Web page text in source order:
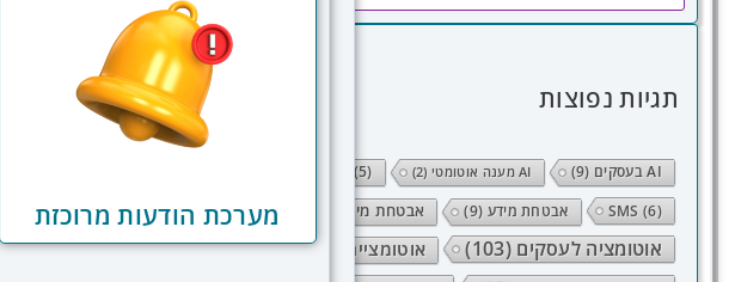
תגיות נפוצות
AI בעסקים (9) AI מענה אוטומטי (2)
(5)
SMS (6) אבטחת מידע (9) אבטחת מידע אישי
אוטומציה לעסקים (103) אוטומציית תהליכים(38)
מערכת הודעות מרוכזת